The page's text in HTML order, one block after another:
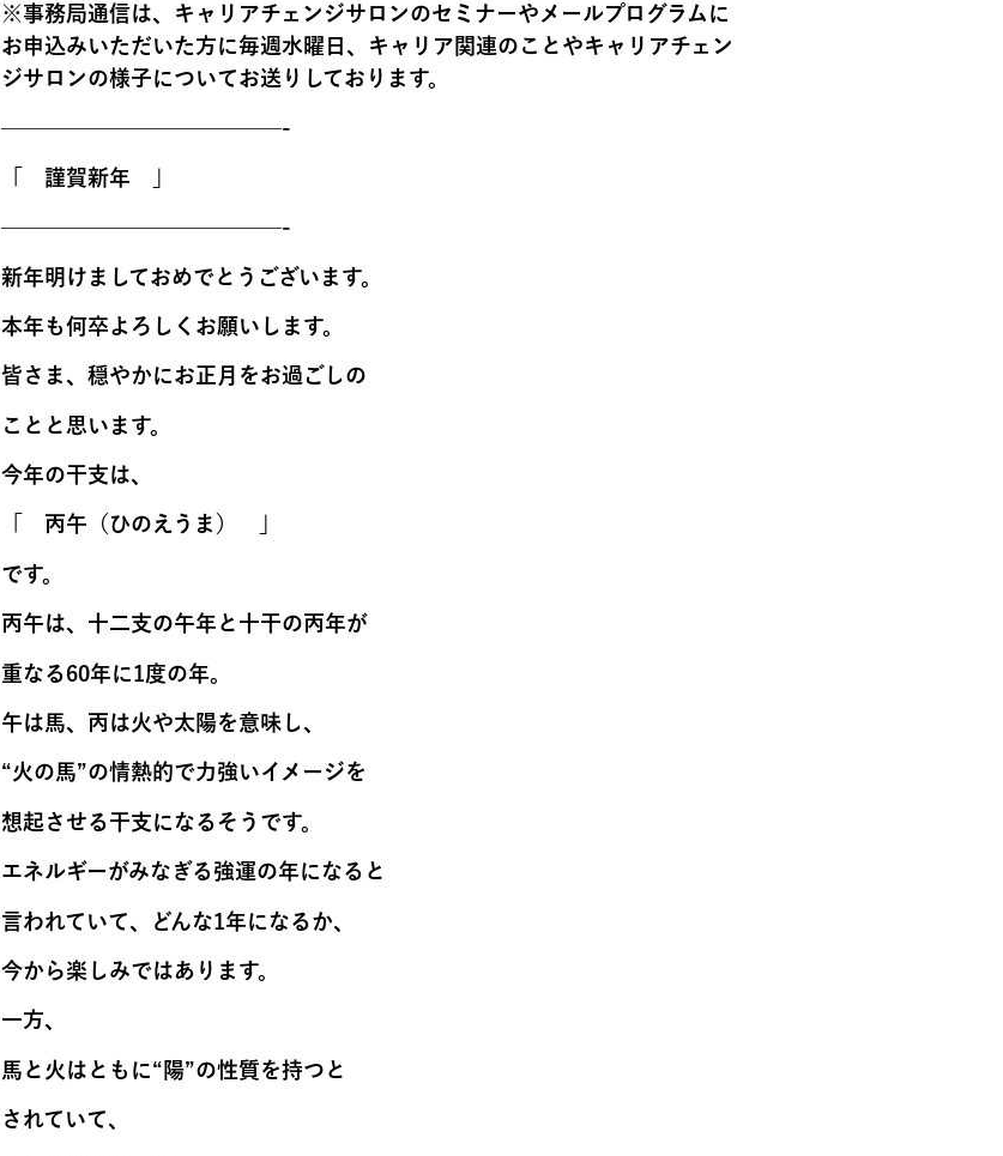
※事務局通信は、
キャリアチェンジサロンのセミナーやメールプログラムに
お申込みいただいた方に毎週水曜日、
キャリア関連のことやキャリアチェン
ジサロンの様子についてお送 りしております。
—————————————-
「 謹賀新年 」
—————————————-
新年明けましておめでとうございます。
本年も何卒よろしくお願いします。
皆さま、穏やかにお正月をお過ごしの
ことと思います。
今年の干支は、
「 丙午（ひのえうま） 」
です。
丙午は、十二支の午年と十干の丙年が
重なる60年に1度の年。
午は馬、丙は火や太陽を意味し、
“火の馬”の情熱的で力強いイメージを
想起させる干支になるそうです。
エネルギーがみなぎる強運の年になると
言われていて、どんな1年になるか、
今から楽しみではあります。
一方、
馬と火はともに“陽”の性質を持つと
されていて、